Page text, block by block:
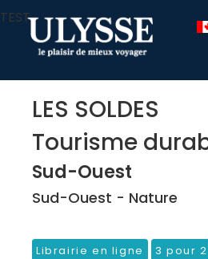
TEST
LES SOLDES
Tourisme
Sud-Ouest
Sud-Ouest - Nature
Librairie en ligne 3 pour 2